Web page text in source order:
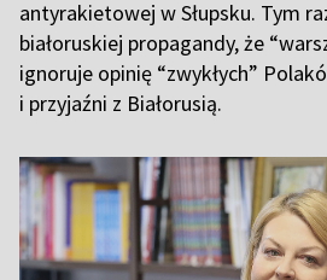
antyrakietowej w Słupsku. Tym
białoruskiej propagandy, że
ignoruje opinię “zwykłych”
i przyjaźni z Białorusią.